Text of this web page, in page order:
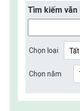
UBMTTQ
UBMTTQ
UBMTTQ
Tìm kiếm văn
Chọn loại
Chọn năm